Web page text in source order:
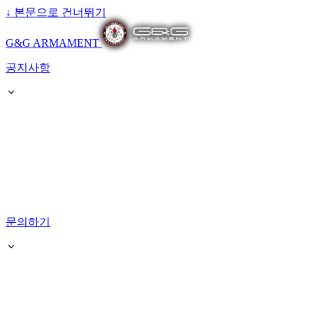
↓ 본문으로 건너뛰기
G&G ARMAMENT
공지사항
문의하기